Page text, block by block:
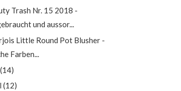
Trash Nr. 15 2018 -
und aussor...
Little Round Pot Blusher -
Farben...
(14)
(12)